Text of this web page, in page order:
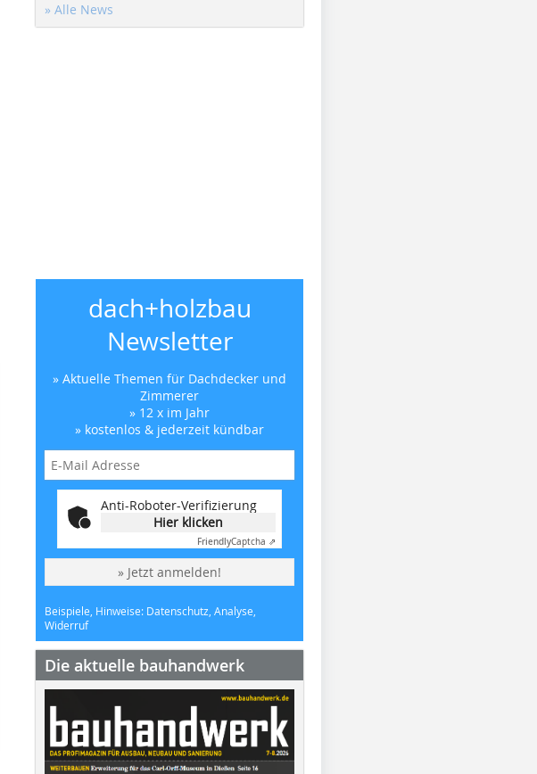
» Alle News
dach+holzbau
Newsletter
» Aktuelle Themen für Dachdecker und
Zimmerer
» 12 x im Jahr
» kostenlos & jederzeit kündbar
Anti-Roboter-Verifizierung
Hier klicken
FriendlyCaptcha ⇗
» Jetzt anmelden!
Beispiele, Hinweise: Datenschutz, Analyse,
Widerruf
Die aktuelle bauhandwerk